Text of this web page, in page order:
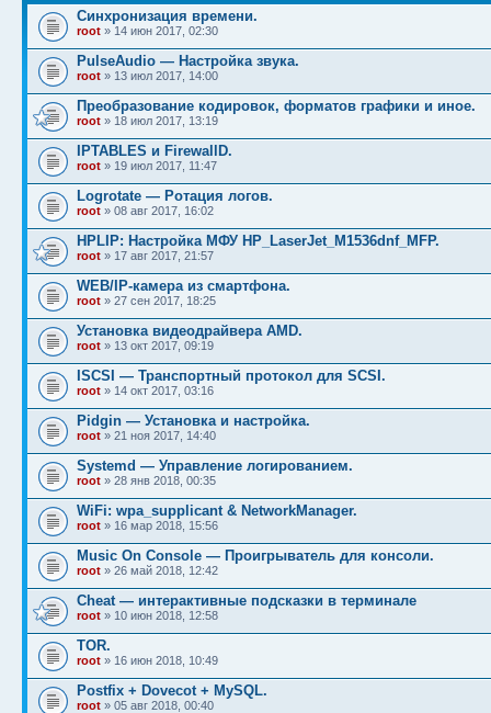
Синхронизация времени.
root » 14 июн 2017, 02:30
PulseAudio — Настройка звука.
root » 13 июл 2017, 14:00
Преобразование кодировок, форматов графики и иное.
root » 18 июл 2017, 13:19
IPTABLES и FirewallD.
root » 19 июл 2017, 11:47
Logrotate — Ротация логов.
root » 08 авг 2017, 16:02
HPLIP: Настройка МФУ HP_LaserJet_M1536dnf_MFP.
root » 17 авг 2017, 21:57
WEB/IP-камера из смартфона.
root » 27 сен 2017, 18:25
Установка видеодрайвера AMD.
root » 13 окт 2017, 09:19
ISCSI — Транспортный протокол для SCSI.
root » 14 окт 2017, 03:16
Pidgin — Установка и настройка.
root » 21 ноя 2017, 14:40
Systemd — Управление логированием.
root » 28 янв 2018, 00:35
WiFi: wpa_supplicant & NetworkManager.
root » 16 мар 2018, 15:56
Music On Console — Проигрыватель для консоли.
root » 26 май 2018, 12:42
Cheat — интерактивные подсказки в терминале
root » 10 июн 2018, 12:58
TOR.
root » 16 июн 2018, 10:49
Postfix + Dovecot + MySQL.
root » 05 авг 2018, 00:40